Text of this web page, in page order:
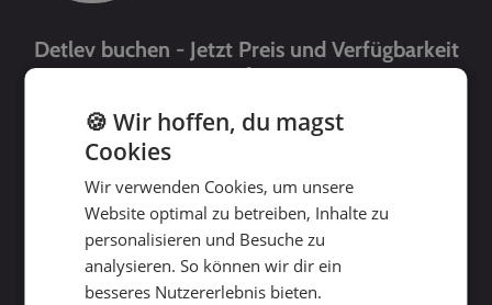
Detlev buchen - Jetzt Preis und Verfügbarkeit
prüfen!
bis
🍪 Wir hoffen, du magst
Cookies
Wir verwenden Cookies, um unsere
Website optimal zu betreiben, Inhalte zu
personalisieren und Besuche zu
analysieren. So können wir dir ein
besseres Nutzererlebnis bieten.